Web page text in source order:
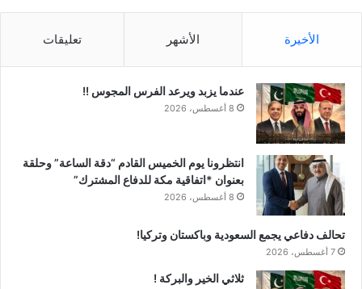
الأخيرة الأشهر تعليقات
عندما يزبد ويرعد الفرس المجوس !!
8 أغسطس، 2026
انتظرونا يوم الخميس القادم “دقة الساعة” وحلقة
بعنوان *اتفاقية مكة للدفاع المشترك”
8 أغسطس، 2026
تحالف دفاعي يجمع السعودية وباكستان وتركيا!
7 أغسطس، 2026
ثلاثي الخير والبركة !